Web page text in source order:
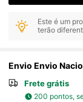
Este é um
terão
Envio Envio
Frete grátis
200 pontos,